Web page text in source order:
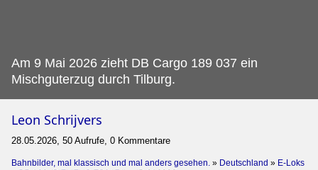
Am 9 Mai 2026 zieht DB Cargo 189 037 ein
Mischguterzug durch Tilburg.
Leon Schrijvers
28.05.2026, 50 Aufrufe, 0 Kommentare
Bahnbilder, mal klassisch und mal anders gesehen. » Deutschland » E-Loks